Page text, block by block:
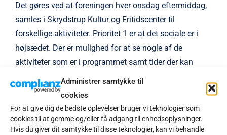
Administrer samtykke til
cookies
For at give dig de bedste oplevelser bruger vi teknologier som
cookies til at gemme og/eller få adgang til enhedsoplysninger.
Hvis du giver dit samtykke til disse teknologier, kan vi behandle
Det gøres ved at foreningen hver onsdag eftermiddag,
samles i Skrydstrup Kultur og Fritidscenter til
forskellige aktiviteter. Prioritet 1 er at det sociale er i
højsædet. Der er mulighed for at se nogle af de
aktiviteter som er i programmet samt tider der kan
variere (se under fanen “Aktivitetskalender / Program /
Nyheder”).
Så hvis det er noget som fanger dig, er du meget
velkommen til at møde op et par gange, inden du evt.